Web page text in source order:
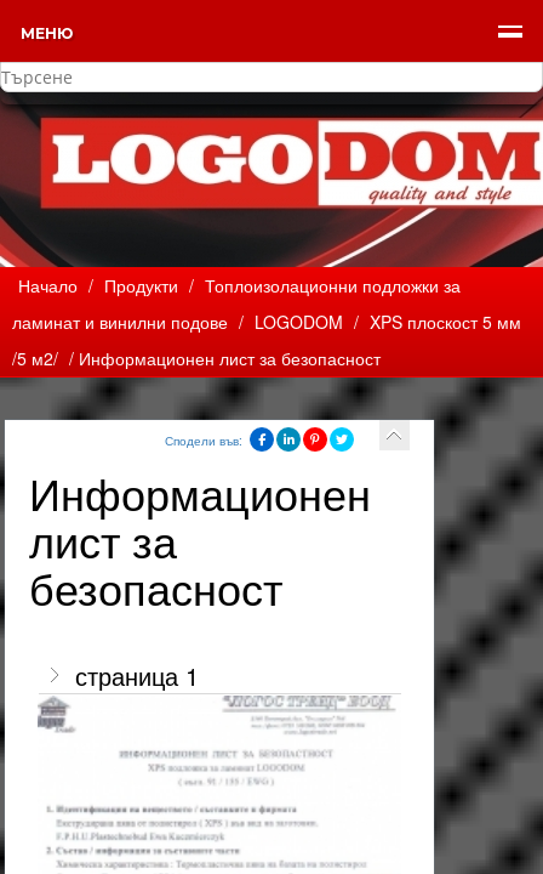
МЕНЮ
Начало / Продукти / Топлоизолационни подложки за
ламинат и винилни подове / LOGODOM / XPS плоскост 5 мм
/5 м2/ / Информационен лист за безопасност
Сподели във:
Информационен
лист за
безопасност
страница 1